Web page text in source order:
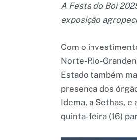
A Festa do Boi
exposição
Com o
Norte-Rio-
Estado também
presença dos
Idema, a Sethas,
quinta-feira (16)